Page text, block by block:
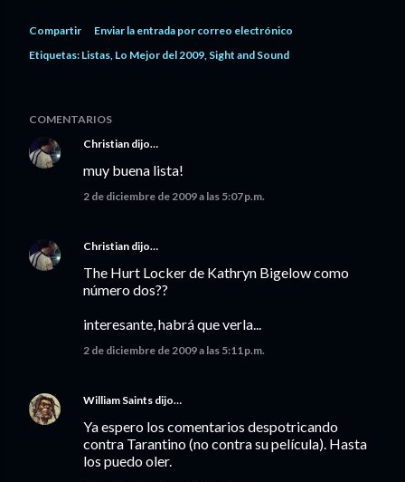
Compartir
Enviar la entrada por correo electrónico
Etiquetas: Listas Lo Mejor del 2009 Sight and Sound
COMENTARIOS
Christian dijo…
muy buena lista!
2 de diciembre de 2009 a las 5:07 p.m.
Christian dijo…
The Hurt Locker de Kathryn Bigelow como
número dos??
interesante, habrá que verla...
2 de diciembre de 2009 a las 5:11 p.m.
William Saints dijo…
Ya espero los comentarios despotricando
contra Tarantino (no contra su película). Hasta
los puedo oler.